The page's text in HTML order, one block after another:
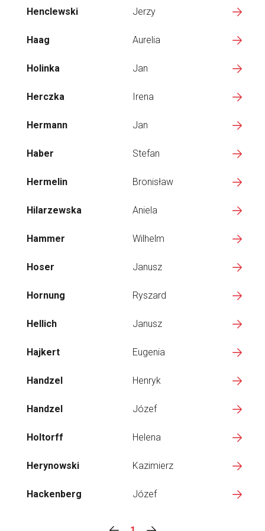
Henclewski Jerzy
Haag Aurelia
Holinka Jan
Herczka Irena
Hermann Jan
Haber Stefan
Hermelin Bronisław
Hilarzewska Aniela
Hammer Wilhelm
Hoser Janusz
Hornung Ryszard
Hellich Janusz
Hajkert Eugenia
Handzel Henryk
Handzel Józef
Holtorff Helena
Herynowski Kazimierz
Hackenberg Józef